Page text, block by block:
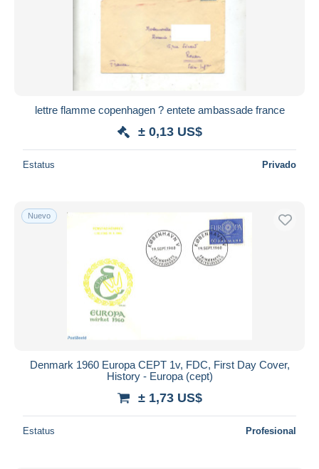
lettre flamme copenhagen ? entete ambassade france
± 0,13 US$
Estatus Privado
Nuevo
Denmark 1960 Europa CEPT 1v, FDC, First Day Cover,
History - Europa (cept)
± 1,73 US$
Estatus Profesional